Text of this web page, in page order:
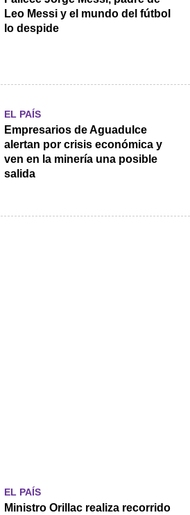
Leo Messi y el mundo del fútbol
lo despide
EL PAÍS
Empresarios de Aguadulce
alertan por crisis económica y
ven en la minería una posible
salida
EL PAÍS
Ministro Orillac realiza recorrido